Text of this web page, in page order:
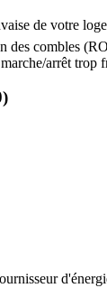
de votre
des combles
arrêt trop
)